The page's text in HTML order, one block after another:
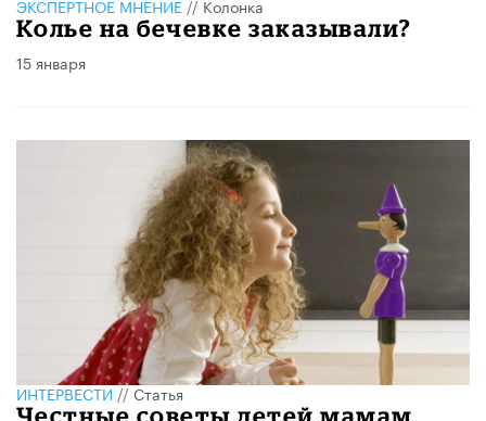
ЭКСПЕРТНОЕ МНЕНИЕ // Колонка
Колье на бечевке заказывали?
15 января
ИНТЕРВЕСТИ//Статья
Честные советы детей мамам